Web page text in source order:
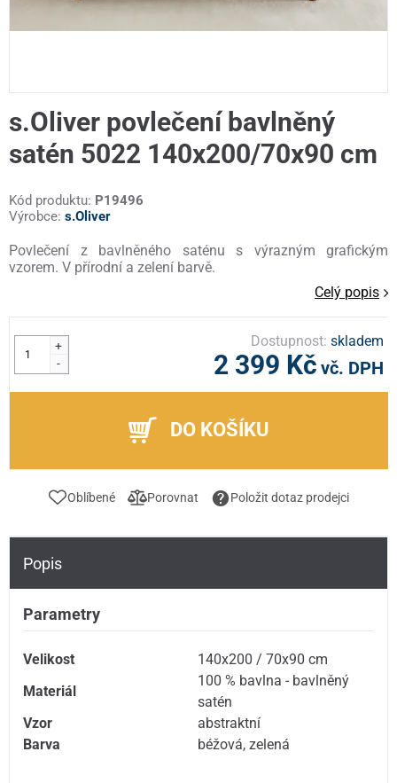
s.Oliver povlečení bavlněný
satén 5022 140x200/70x90 cm
Kód produktu: P19496
Výrobce: s.Oliver
Povlečení z bavlněného saténu s výrazným grafickým
vzorem. V přírodní a zelení barvě.
Celý popis
+
-
Dostupnost:skladem
2 399 Kč vč. DPH
DO KOŠÍKU
Oblíbené Porovnat Položit dotaz prodejci
Popis
Parametry
Velikost
140x200 / 70x90 cm
Materiál
100 % bavlna - bavlněný
satén
Vzor
abstraktní
Barva
béžová,zelená